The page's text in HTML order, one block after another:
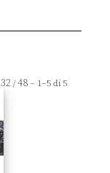
32/48– 1–5 di 5